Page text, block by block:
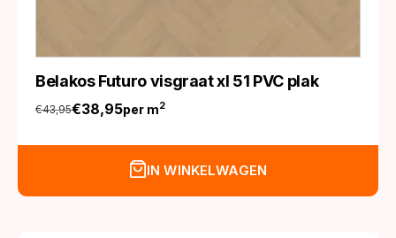
Belakos Futuro visgraat xl 51 PVC plak
€43,95
Oorspronkelijke
prijs
€38,95
Huidige
prijs
per m2
IN WINKELWAGEN